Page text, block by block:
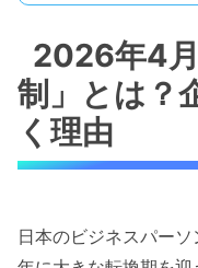
2026年4
制」とは？
く理由
日本のビジネスパー